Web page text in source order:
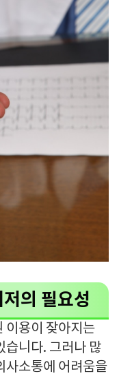
의 필요성
이용이 잦아지는
습니다. 그러나 많
사소통에 어려움을